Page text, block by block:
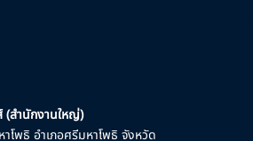
(สำนักงานใหญ่)
พธิ อำเภอศรีมหาโพธิ จังหวัด